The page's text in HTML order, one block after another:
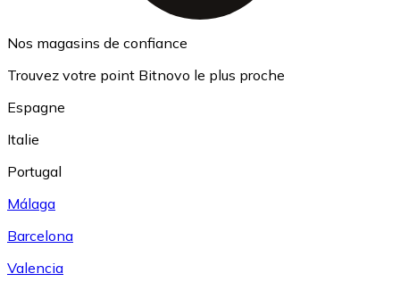
Nos magasins de confiance
Trouvez votre point Bitnovo le plus proche
Espagne
Italie
Portugal
Málaga
Barcelona
Valencia